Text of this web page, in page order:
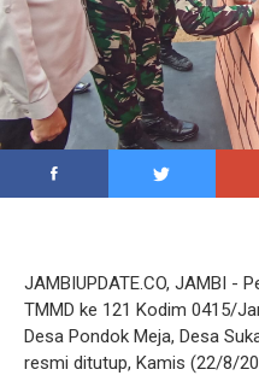
JAMBIUPDATE.CO, JAMBI -
TMMD ke 121 Kodim 0415/
Desa Pondok Meja, Desa
resmi ditutup, Kamis (22/8/